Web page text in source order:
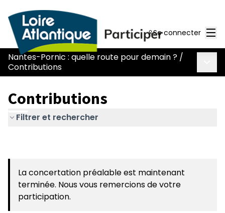
Se connecter
Nantes-Pornic : quelle route pour demain ? /
Contributions
Contributions
Filtrer et rechercher
La concertation préalable est maintenant
terminée. Nous vous remercions de votre
participation.